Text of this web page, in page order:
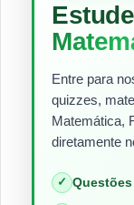
Entre para
quizzes,
Matemática,
diretamente
✓